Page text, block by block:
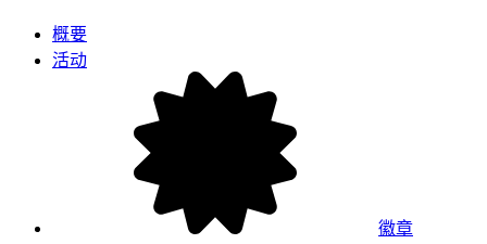
概要
活动
徽章